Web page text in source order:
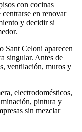
con cocinas
en renovar
y decidir si
Sant Celoni aparecen
singular. Antes de
ventilación, muros y
electrodomésticos,
pintura y
sin mezclar